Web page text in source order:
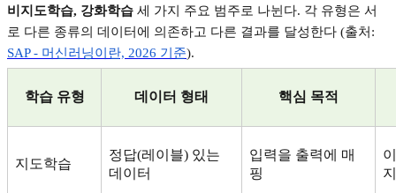
비지도학습, 강화학습 세 가지 주요 범주로 나뉜다. 각 유형은 서
로 다른 종류의 데이터에 의존하고 다른 결과를 달성한다 (출처 :
SAP - 머신러닝이란, 2026 기준).
학습 유형 데이터 형태 핵심 목적
지도학습
정답(레이블) 있는
데이터
입력을 출력에 매
핑